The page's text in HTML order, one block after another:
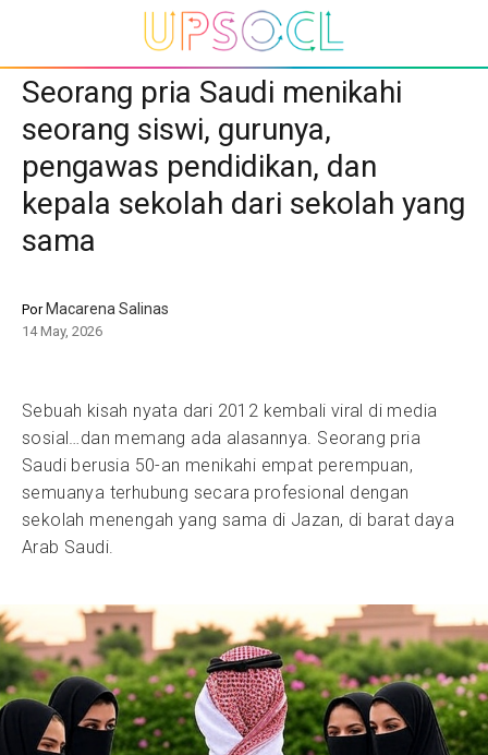
Seorang pria Saudi menikahi
seorang siswi, gurunya,
pengawas pendidikan, dan
kepala sekolah dari sekolah yang
sama
Por Macarena Salinas
14 May, 2026
Sebuah kisah nyata dari 2012 kembali viral di media
sosial…dan memang ada alasannya. Seorang pria
Saudi berusia 50-an menikahi empat perempuan,
semuanya terhubung secara profesional dengan
sekolah menengah yang sama di Jazan, di barat daya
Arab Saudi.